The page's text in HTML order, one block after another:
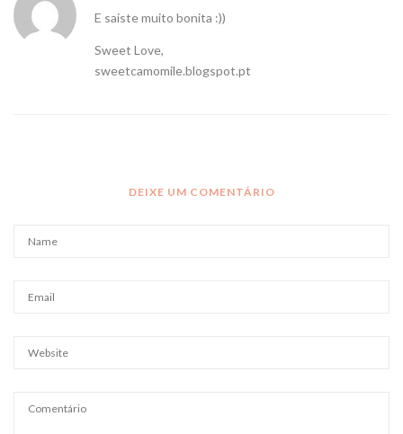
E saiste muito bonita :))
Sweet Love,
sweetcamomile.blogspot.pt
DEIXE UM COMENTÁRIO